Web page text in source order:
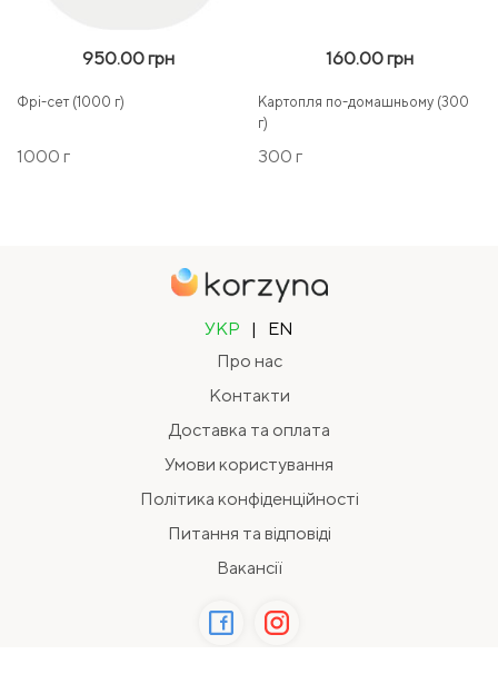
950.00 грн
Фрі-сет (1000 г)
1000 г
160.00 грн
Картопля по-домашньому (300
г)
300 г
УКР |
EN
Про нас
Контакти
Доставка та оплата
Умови користування
Політика конфіденційності
Питання та відповіді
Вакансії